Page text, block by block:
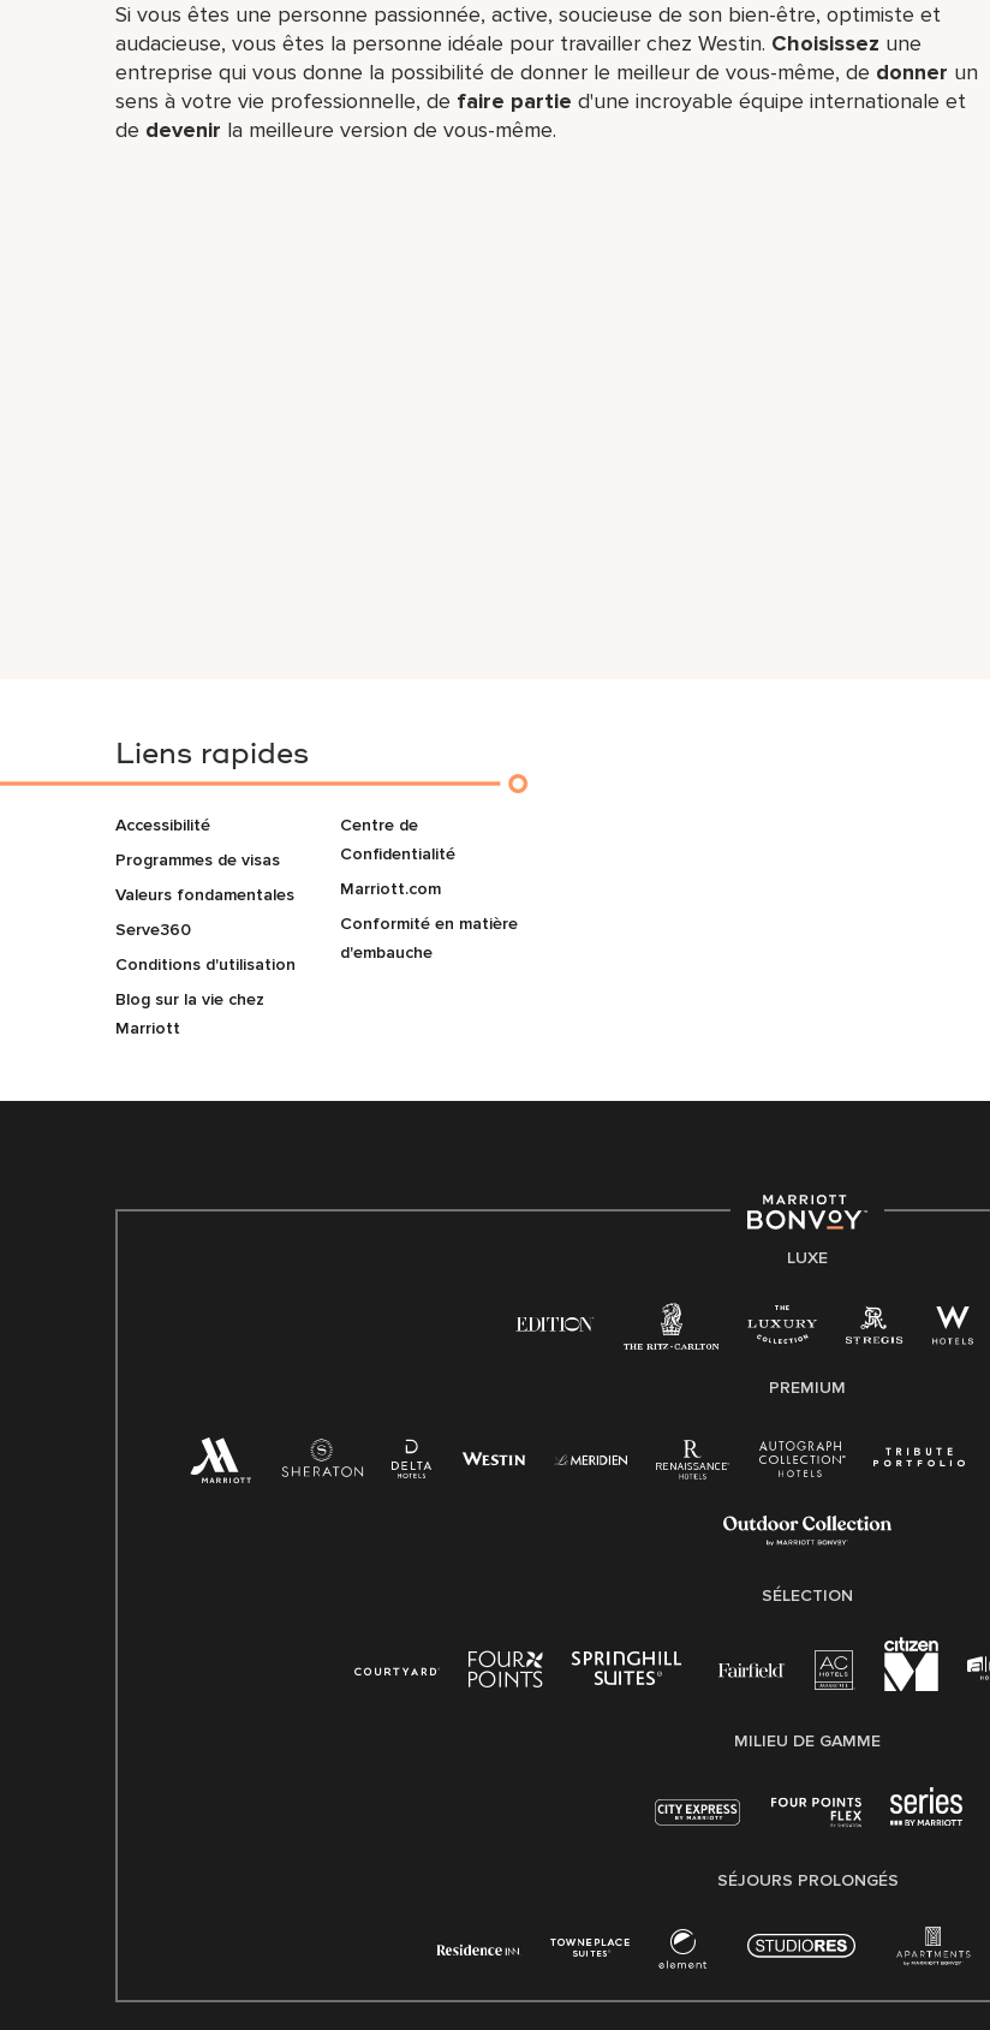
Si vous êtes une personne passionnée, active, soucieuse de son bien-être, optimiste et
audacieuse, vous êtes la personne idéale pour travailler chez Westin. Choisissez une
entreprise qui vous donne la possibilité de donner le meilleur de vous-même,​ de donner un
sens à votre vie professionnelle, de faire partie d'une incroyable équipe​ internationale et
de devenir la meilleure version de vous-même.
Liens rapides
Accessibilité
Programmes de visas
Valeurs fondamentales
Serve360
Conditions d'utilisation
Blog sur la vie chez
Marriott
Centre de
Confidentialité
Marriott.com
Conformité en matière
d'embauche
LUXE
PREMIUM
SÉLECTION
MILIEU DE GAMME
SÉJOURS PROLONGÉS